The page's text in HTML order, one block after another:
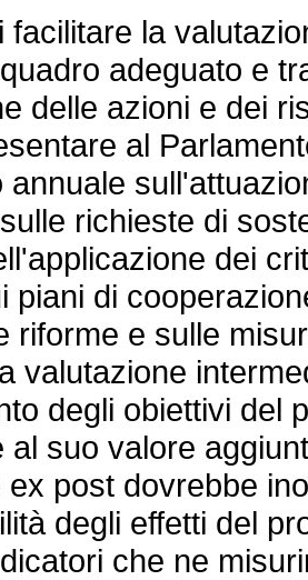
facilitare la
adeguato e
delle azioni e dei
al
annuale
richieste di
dei
piani di
riforme e sulle
valutazione
degli obiettivi del
al suo valore
ex post dovrebbe
degli effetti del
che ne